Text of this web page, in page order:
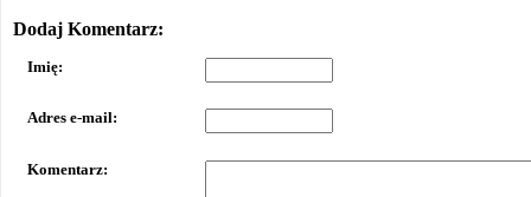
Dodaj Komentarz:
Imię:
Adres e-mail:
Komentarz: